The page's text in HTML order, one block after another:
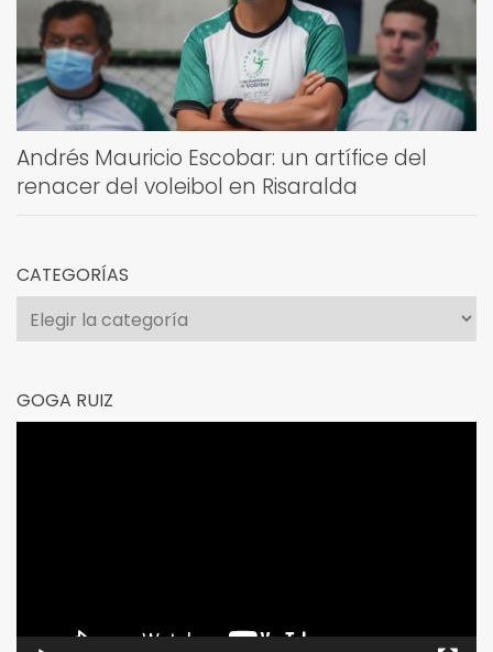
Andrés Mauricio Escobar: un artífice del
renacer del voleibol en Risaralda
CATEGORÍAS
Categorías
GOGA RUIZ